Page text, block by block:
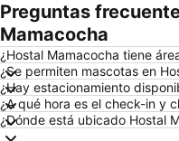
Preguntas
Mamacocha
¿Hostal Mamacocha tiene
¿Se permiten mascotas en
¿Hay estacionamiento
¿A qué hora es el check-in y
¿Dónde está ubicado Hostal